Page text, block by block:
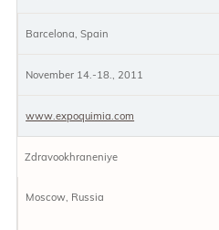
Barcelona, Spain
November 14.-18., 2011
www.expoquimia.com
Zdravookhraneniye
Moscow, Russia